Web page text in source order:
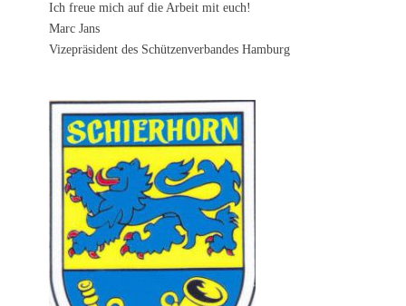
Ich freue mich auf die Arbeit mit euch!
Marc Jans
Vizepräsident des Schützenverbandes Hamburg